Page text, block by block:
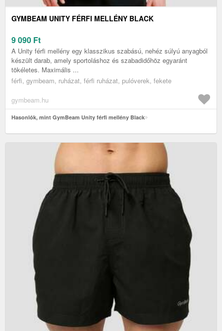
GYMBEAM UNITY FÉRFI MELLÉNY BLACK
9 090 Ft
A Unity férfi mellény egy klasszikus szabású, nehéz súlyú anyagból
készült darab, amely sportoláshoz és szabadidőhöz egyaránt
tökéletes. Maximális ...
férfi, gymbeam, ruházat, férfi ruházat, pulóverek, fekete
gymbeam.hu
Hasonlók, mint GymBeam Unity férfi mellény Black